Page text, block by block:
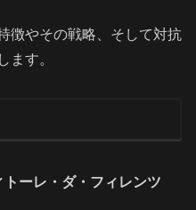
徴やその戦略、そして対抗
ます。
ーレ・ダ・フィレンツ